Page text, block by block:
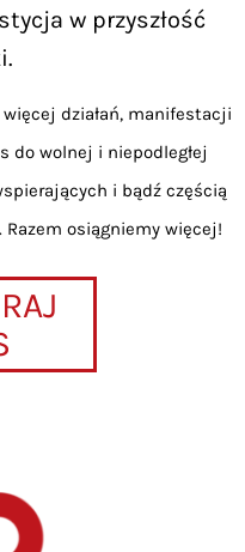
w przyszłość
działań, manifestacji
do wolnej i niepodległej
i bądź częścią
Razem osiągniemy więcej!